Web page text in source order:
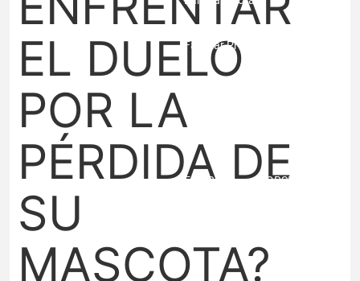
Familiar Premium
EMPRESA PQRSF
EL DUELO
POR LA
PÉRDIDA DE
SU
MASCOTA?